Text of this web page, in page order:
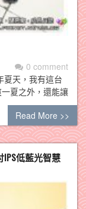
0 comment
夏天，我有這台
夏之外，還能讓
Read More >>
IPS低藍光智慧